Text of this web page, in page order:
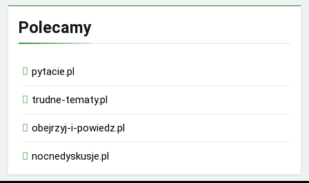
Polecamy
pytacie.pl
trudne-tematy.pl
obejrzyj-i-powiedz.pl
nocnedyskusje.pl